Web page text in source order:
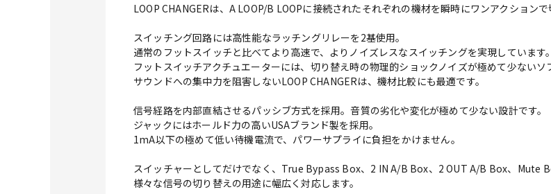
LOOP CHANGERは、A LOOP/B LOOPに接続されたそれぞれの機材を瞬時にワンアクション
スイッチング回路には高性能なラッチングリレーを2基使用。
通常のフットスイッチと比べてより高速で、よりノイズレスなスイッチングを実現しています。
フットスイッチアクチュエーターには、切り替え時の物理的ショックノイズが極めて少ないソ
サウンドへの集中力を阻害しないLOOP CHANGERは、機材比較にも最適です。
信号経路を内部直結させるパッシブ方式を採用。音質の劣化や変化が極めて少ない設計です。
ジャックにはホールド力の高いUSAブランド製を採用。
1mA以下の極めて低い待機電流で、パワーサプライに負担をかけません。
スイッチャーとしてだけでなく、True Bypass Box、2 IN A/B Box、2 OUT A/B Box、Mute
様々な信号の切り替えの用途に幅広く対応します。